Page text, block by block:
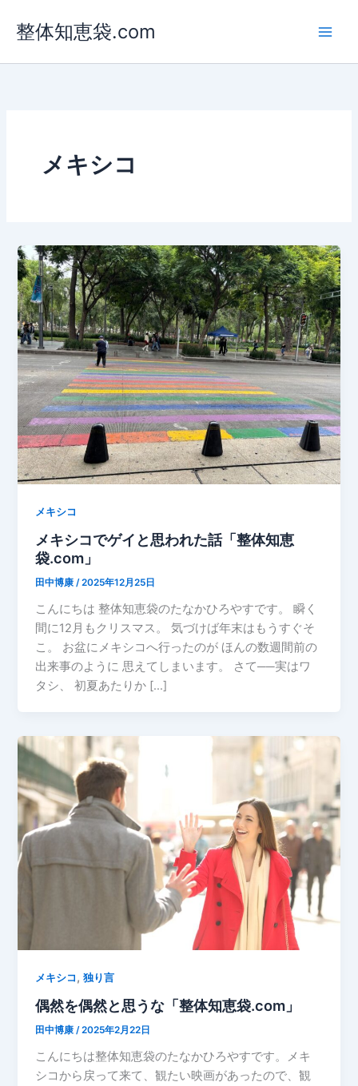
ス
整体知恵袋.com
メキシコ
メキシコ
メキシコでゲイと思われた話「整体知恵
袋.com」
田中博康 /2025年12月25日
こんにちは 整体知恵袋のたなかひろやすです。 瞬く
間に12月もクリスマス。 気づけば年末はもうすぐそ
こ。 お盆にメキシコへ行ったのが ほんの数週間前の
出来事のように 思えてしまいます。 さて──実はワ
タシ、 初夏あたりか […]
メキシコ ,独り言
偶然を偶然と思うな「整体知恵袋.com」
田中博康 /2025年2月22日
こんにちは整体知恵袋のたなかひろやすです。メキ
シコから戻って来て、観たい映画があったので、観